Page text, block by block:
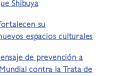
Shibuya
su
espacios culturales
de prevención a
contra la Trata de